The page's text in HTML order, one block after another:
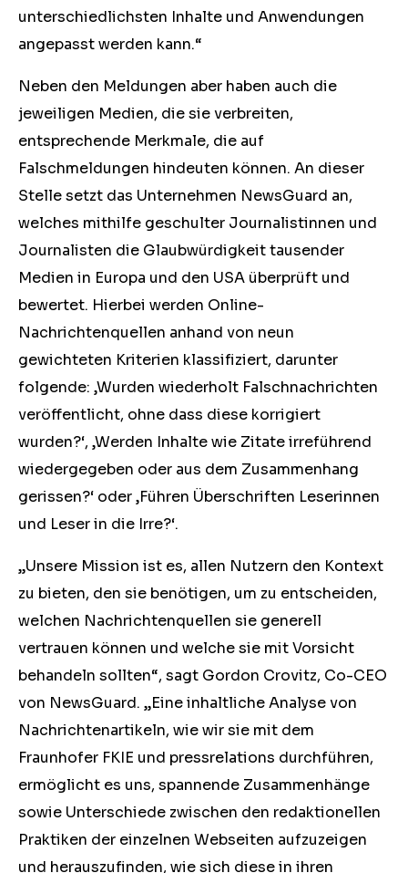
unterschiedlichsten Inhalte und Anwendungen
angepasst werden kann.“
Neben den Meldungen aber haben auch die
jeweiligen Medien, die sie verbreiten,
entsprechende Merkmale, die auf
Falschmeldungen hindeuten können. An dieser
Stelle setzt das Unternehmen NewsGuard an,
welches mithilfe geschulter Journalistinnen und
Journalisten die Glaubwürdigkeit tausender
Medien in Europa und den USA überprüft und
bewertet. Hierbei werden Online-
Nachrichtenquellen anhand von neun
gewichteten Kriterien klassifiziert, darunter
folgende: ‚Wurden wiederholt Falschnachrichten
veröffentlicht, ohne dass diese korrigiert
wurden?‘, ‚Werden Inhalte wie Zitate irreführend
wiedergegeben oder aus dem Zusammenhang
gerissen?‘ oder ‚Führen Überschriften Leserinnen
und Leser in die Irre?‘.
„Unsere Mission ist es, allen Nutzern den Kontext
zu bieten, den sie benötigen, um zu entscheiden,
welchen Nachrichtenquellen sie generell
vertrauen können und welche sie mit Vorsicht
behandeln sollten“, sagt Gordon Crovitz, Co-CEO
von NewsGuard. „Eine inhaltliche Analyse von
Nachrichtenartikeln, wie wir sie mit dem
Fraunhofer FKIE und pressrelations durchführen,
ermöglicht es uns, spannende Zusammenhänge
sowie Unterschiede zwischen den redaktionellen
Praktiken der einzelnen Webseiten aufzuzeigen
und herauszufinden, wie sich diese in ihren